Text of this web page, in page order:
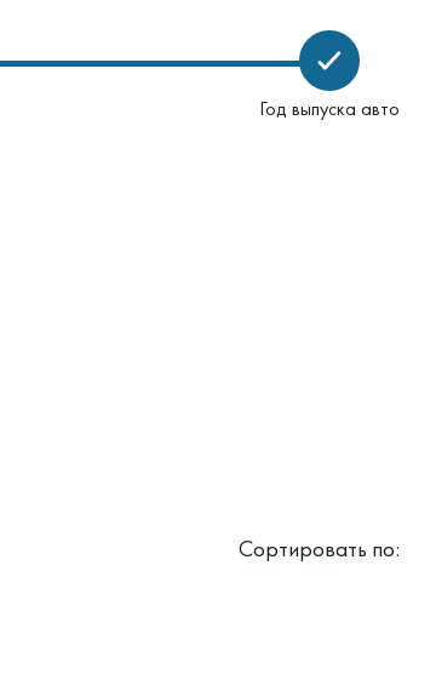
Год выпуска авто
Сортировать по: